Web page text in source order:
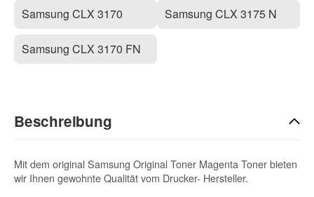
Samsung CLX 3170
Samsung CLX 3170 FN
Samsung CLX 3175 N
Beschreibung
Mit dem original Samsung Original Toner Magenta Toner bieten
wir Ihnen gewohnte Qualität vom Drucker- Hersteller.